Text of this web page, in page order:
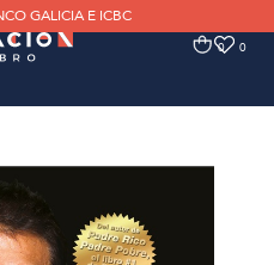
GALICIA E ICBC
0 0